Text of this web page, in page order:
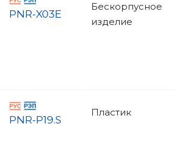
PNR-X03E
Бескорпусное
изделие
PNR-P19.S
Пластик